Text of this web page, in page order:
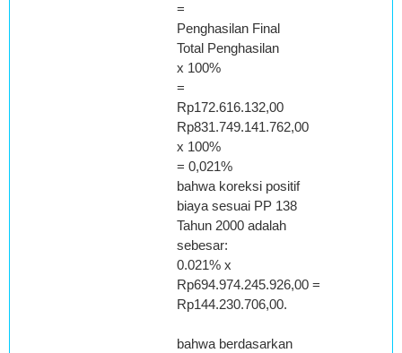
=
Penghasilan Final
Total Penghasilan
x 100%
=
Rp172.616.132,00
Rp831.749.141.762,00
x 100%
= 0,021%
bahwa koreksi positif
biaya sesuai PP 138
Tahun 2000 adalah
sebesar:
0.021% x
Rp694.974.245.926,00 =
Rp144.230.706,00.
bahwa berdasarkan